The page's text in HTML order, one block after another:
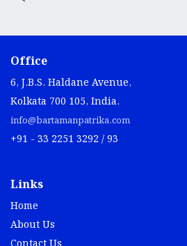
Office
6, J.B.S. Haldane Avenue,
info@bartamanpatrika.com
Home